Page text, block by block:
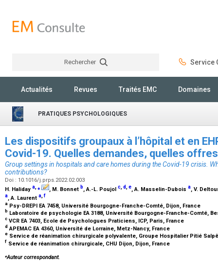
Rechercher Service
Actualités Revues Traités EMC Domaines
PRATIQUES PSYCHOLOGIQUES
Les dispositifs groupaux à l’hôpital et en
Covid-19. Quelles demandes, quelles
Group settings in hospitals and care homes during the Covid-19 crisis.
contributions?
Doi : 10.1016/j.prps.2022.02.003
H. Haliday a,⁎ , M. Bonnet b, A.-L. Poujol c,d,e, A. Masselin-Dubois a, V.
a, A. Laurent a f
a Psy-DREPI EA 7458, Université Bourgogne-Franche-Comté, Dijon, France
b Laboratoire de psychologie EA 3188, Université Bourgogne-Franche-Comté,
c VCR EA 7403, Ecole de Psychologues Praticiens, ICP, Paris, France
d APEMAC EA 4360, Université de Lorraine, Metz-Nancy, France
e Service de réanimation chirurgicale polyvalente, Groupe Hospitalier Pitié
f Service de réanimation chirurgicale, CHU Dijon, Dijon, France
⁎Auteur correspondant.